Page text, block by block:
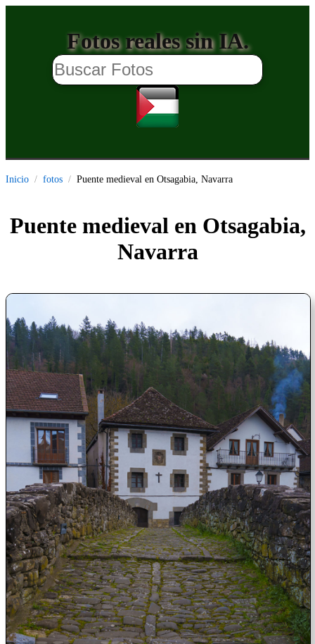
Fotos reales sin IA.
Inicio fotos Puente medieval en Otsagabia, Navarra
Puente medieval en Otsagabia,
Navarra